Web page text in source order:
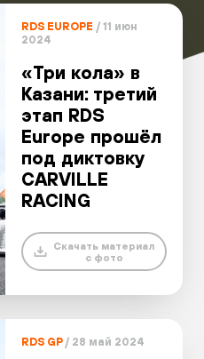
RDS EUROPE / 11 июн
2024
«Три кола» в
Казани: третий
этап RDS
Europe прошёл
под диктовку
CARVILLE
RACING
Скачать материал
с фото
RDS GP/ 28 май 2024